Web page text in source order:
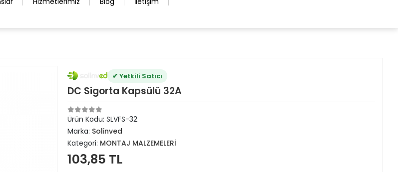
✔ Yetkili Satıcı
DC Sigorta Kapsülü 32A
Ürün Kodu: SLVFS-32
Marka: Solinved
Kategori: MONTAJ MALZEMELERİ
103,85 TL